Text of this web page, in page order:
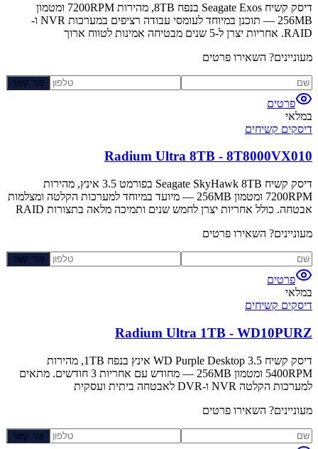
דיסק קשיח Seagate Exos בנפח 8TB, מהירות 7200RPM ומטמון
256MB — תוכנן במיוחד לעומסי עבודה רציפים במערכות NVR ו-
RAID. אחריות יצרן ל-5 שנים מבטיחה אמינות לטווח ארוך
מעוניינים? השאירו פרטים
צור קשר
פרטים
במלאי
דיסקים קשיחים
Radium Ultra 8TB - 8T8000VX010
דיסק קשיח Seagate SkyHawk 8TB בפורמט 3.5 אינץ, מהירות
7200RPM ומטמון 256MB — מיועד במיוחד למערכות הקלטה ומצלמות
אבטחה. כולל אחריות יצרן לחמש שנים ותמיכה מלאה בתצורות RAID
מעוניינים? השאירו פרטים
צור קשר
פרטים
במלאי
דיסקים קשיחים
Radium Ultra 1TB - WD10PURZ
דיסק קשיח WD Purple Desktop 3.5 אינץ בנפח 1TB, מהירות
5400RPM ומטמון 256MB — מחודש עם אחריות 3 חודשים. מתאים
למערכות הקלטה NVR ו-DVR לאבטחה ביתית ועסקית
מעוניינים? השאירו פרטים
צור קשר